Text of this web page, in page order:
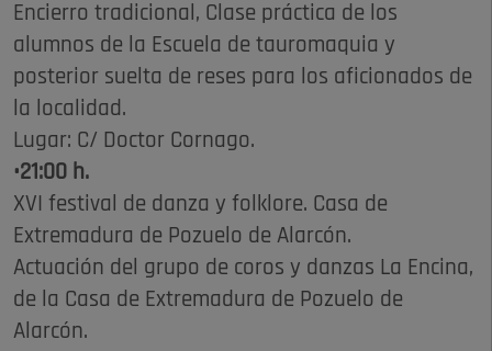
Encierro tradicional, Clase práctica de los
alumnos de la Escuela de tauromaquia y
posterior suelta de reses para los aficionados de
la localidad.
Lugar: C/ Doctor Cornago.
•21:00 h.
XVI festival de danza y folklore. Casa de
Extremadura de Pozuelo de Alarcón.
Actuación del grupo de coros y danzas La Encina,
de la Casa de Extremadura de Pozuelo de
Alarcón.